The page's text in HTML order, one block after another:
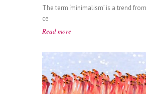
The term ‘minimalism’ is a trend
ce
Read more